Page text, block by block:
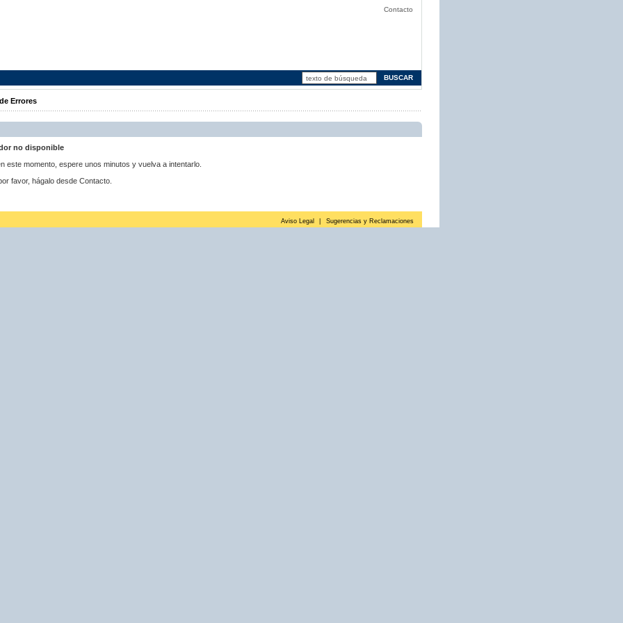
Contacto
Errores
no disponible
este momento, espere unos minutos y vuelva a intentarlo.
favor, hágalo desde Contacto.
Aviso Legal Sugerencias y Reclamaciones